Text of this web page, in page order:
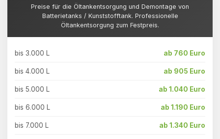
Preise für die Öltankentsorgung und Demontage von
Batterietanks / Kunststofftank. Professionelle
Öltankentsorgung zum Festpreis.
bis 3.000 L ab 760 Euro
bis 4.000 L ab 905 Euro
bis 5.000 L ab 1.040 Euro
bis 6.000 L ab 1.190 Euro
bis 7.000 L ab 1.340 Euro